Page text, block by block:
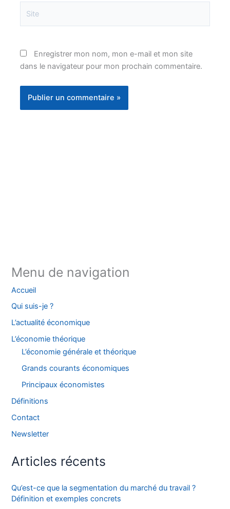
Enregistrer mon nom, mon e-mail et mon site
dans le navigateur pour mon prochain commentaire.
Menu de navigation
Accueil
Qui suis-je ?
L’actualité économique
L’économie théorique
L’économie générale et théorique
Grands courants économiques
Principaux économistes
Définitions
Contact
Newsletter
Articles récents
Qu’est-ce que la segmentation du marché du travail ?
Définition et exemples concrets